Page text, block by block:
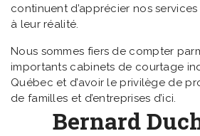
continuent d’apprécier nos
à leur réalité.
Nous sommes fiers de compter
importants cabinets de courtage
Québec et d’avoir le privilège de
de familles et d’entreprises d’ici.
Bernard